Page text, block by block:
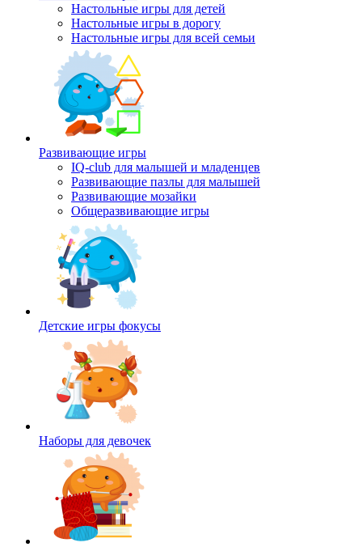
Настольные игры для детей
Настольные игры в дорогу
Настольные игры для всей семьи
Развивающие игры
IQ-club для малышей и младенцев
Развивающие пазлы для малышей
Развивающие мозайки
Общеразвивающие игры
Детские игры фокусы
Наборы для девочек